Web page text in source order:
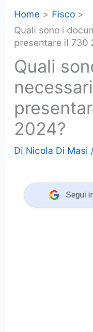
Home
Fisco
Quali sono i
presentare il 730
Quali
2024?
Di Nicola Di Masi
Segui